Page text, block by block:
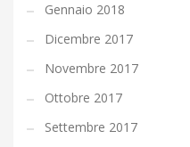
Gennaio 2018
Dicembre 2017
Novembre 2017
Ottobre 2017
Settembre 2017